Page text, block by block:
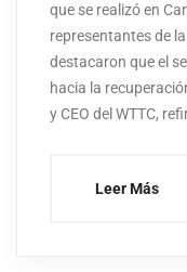
que se realizó en
representantes de
destacaron que el
hacia la
y CEO del WTTC,
Leer Más